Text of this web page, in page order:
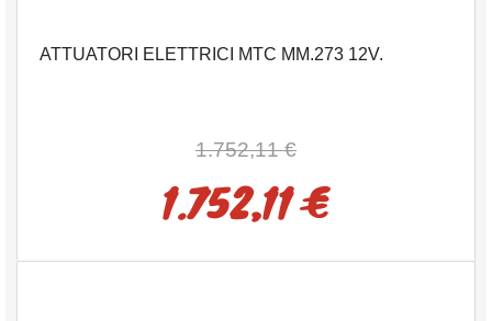
ATTUATORI ELETTRICI MTC MM.273 12V.
1.752,11 €
1.752,11 €